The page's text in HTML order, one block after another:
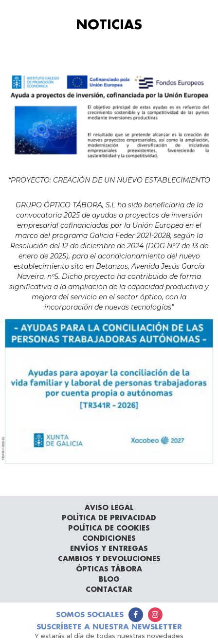
NOTICIAS
“PROYECTO: CREACIÓN DE UN NUEVO ESTABLECIMIENTO
GRUPO ÓPTICO TÁBORA, S.L ha sido beneficiaria de la
convocatoria 2025 de ayudas a proyectos de inversión
empresarial cofinanciadas por la Unión Europea en el
marco del programa Galicia Feder 2021-2028, según la
Resolución del 12 de diciembre de 2024 (DOG Nº7 de 13 de
enero de 2025), para el acondicionamiento del nuevo
establecimiento sito en Betanzos, Avenida Jesús García
Naveira, nº5. Dicho proyecto ha contribuido de forma
significativa a la ampliación de la capacidad productiva y
mejora del servicio en el sector óptico, con la
incorporación de nuevas tecnologías”
AVISO LEGAL
POLÍTICA DE PRIVACIDAD
POLÍTICA DE COOKIES
CONDICIONES
ENVÍOS Y ENTREGAS
CAMBIOS Y DEVOLUCIONES
ÓPTICAS TÁBORA
BLOG
CONTACTAR
SOMOS SOCIALES
SUSCRÍBETE A NUESTRA NEWSLETTER
Y estarás al día de todas nuestras novedades